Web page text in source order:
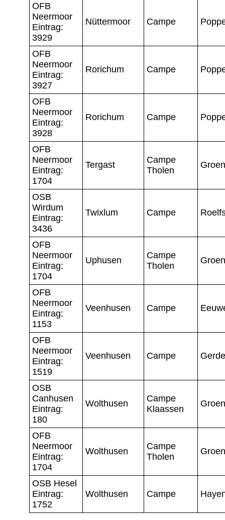
OFB
Neermoor
Eintrag:
3929
Nüttermoor Campe
OFB
Neermoor
Eintrag:
3927
Rorichum Campe
OFB
Neermoor
Eintrag:
3928
Rorichum Campe
OFB
Neermoor
Eintrag:
1704
Tergast
Campe
Tholen
OSB
Wirdum
Eintrag:
3436
Twixlum Campe
OFB
Neermoor
Eintrag:
1704
Uphusen
Campe
Tholen
OFB
Neermoor
Eintrag:
1153
Veenhusen Campe
OFB
Neermoor
Eintrag:
1519
Veenhusen Campe
OSB
Canhusen
Eintrag:
180
Wolthusen
Campe
Klaassen
OFB
Neermoor
Eintrag:
1704
Wolthusen
Campe
Tholen
OSB Hesel
Eintrag:
1752
Wolthusen Campe